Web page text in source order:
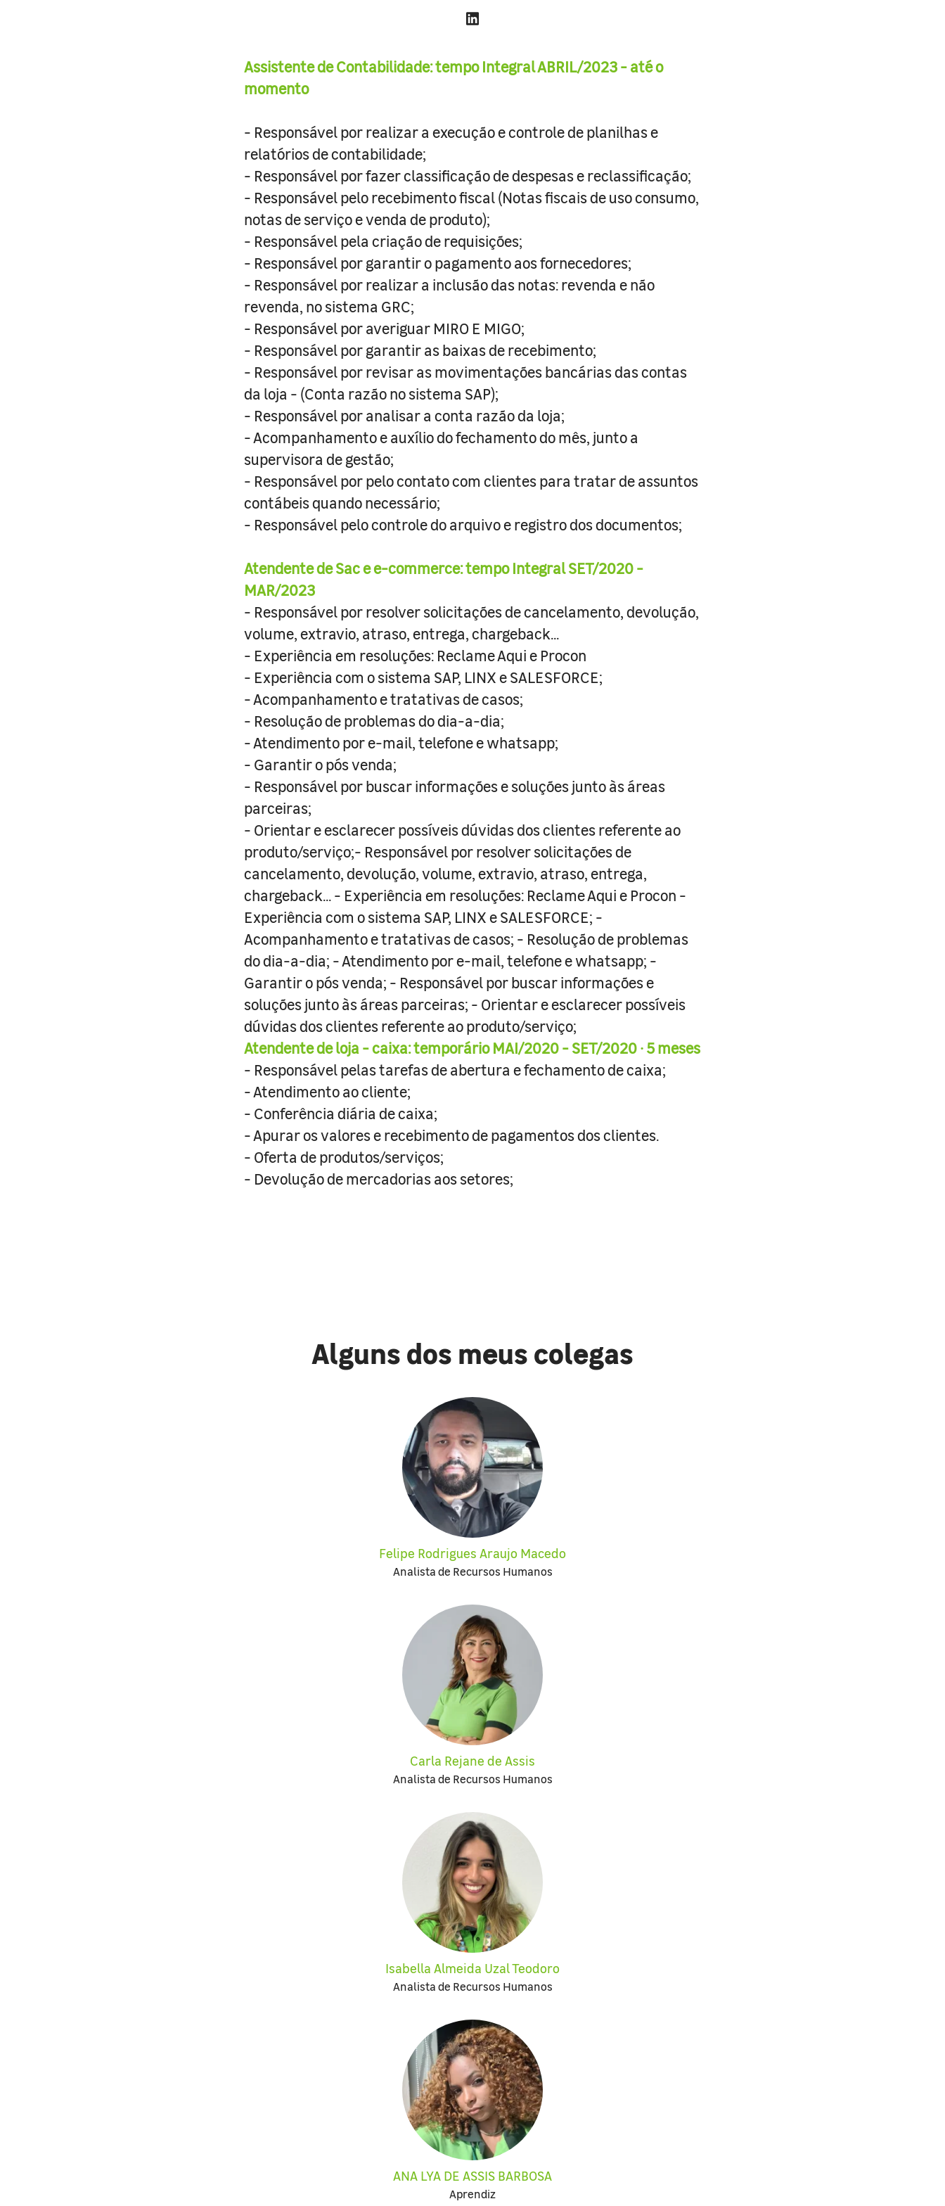
Assistente de Contabilidade: tempo Integral ABRIL/2023 - até o
momento
- Responsável por realizar a execução e controle de planilhas e
relatórios de contabilidade;
- Responsável por fazer classificação de despesas e reclassificação;
- Responsável pelo recebimento fiscal (Notas fiscais de uso consumo,
notas de serviço e venda de produto);
- Responsável pela criação de requisições;
- Responsável por garantir o pagamento aos fornecedores;
- Responsável por realizar a inclusão das notas: revenda e não
revenda, no sistema GRC;
- Responsável por averiguar MIRO E MIGO;
- Responsável por garantir as baixas de recebimento;
- Responsável por revisar as movimentações bancárias das contas
da loja - (Conta razão no sistema SAP);
- Responsável por analisar a conta razão da loja;
- Acompanhamento e auxílio do fechamento do mês, junto a
supervisora de gestão;
- Responsável por pelo contato com clientes para tratar de assuntos
contábeis quando necessário;
- Responsável pelo controle do arquivo e registro dos documentos;
Atendente de Sac e e-commerce: tempo Integral SET/2020 -
MAR/2023
- Responsável por resolver solicitações de cancelamento, devolução,
volume, extravio, atraso, entrega, chargeback...
- Experiência em resoluções: Reclame Aqui e Procon
- Experiência com o sistema SAP, LINX e SALESFORCE;
- Acompanhamento e tratativas de casos;
- Resolução de problemas do dia-a-dia;
- Atendimento por e-mail, telefone e whatsapp;
- Garantir o pós venda;
- Responsável por buscar informações e soluções junto às áreas
parceiras;
- Orientar e esclarecer possíveis dúvidas dos clientes referente ao
produto/serviço;- Responsável por resolver solicitações de
cancelamento, devolução, volume, extravio, atraso, entrega,
chargeback... - Experiência em resoluções: Reclame Aqui e Procon -
Experiência com o sistema SAP, LINX e SALESFORCE; -
Acompanhamento e tratativas de casos; - Resolução de problemas
do dia-a-dia; - Atendimento por e-mail, telefone e whatsapp; -
Garantir o pós venda; - Responsável por buscar informações e
soluções junto às áreas parceiras; - Orientar e esclarecer possíveis
dúvidas dos clientes referente ao produto/serviço;
Atendente de loja - caixa: temporário MAI/2020 - SET/2020 · 5 meses
- Responsável pelas tarefas de abertura e fechamento de caixa;
- Atendimento ao cliente;
- Conferência diária de caixa;
- Apurar os valores e recebimento de pagamentos dos clientes.
- Oferta de produtos/serviços;
- Devolução de mercadorias aos setores;
Alguns dos meus colegas
Felipe Rodrigues Araujo Macedo
Analista de Recursos Humanos
Carla Rejane de Assis
Analista de Recursos Humanos
Isabella Almeida Uzal Teodoro
Analista de Recursos Humanos
ANA LYA DE ASSIS BARBOSA
Aprendiz